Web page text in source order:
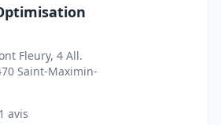
Fleury, 4 All.
Saint-Maximin-
avis